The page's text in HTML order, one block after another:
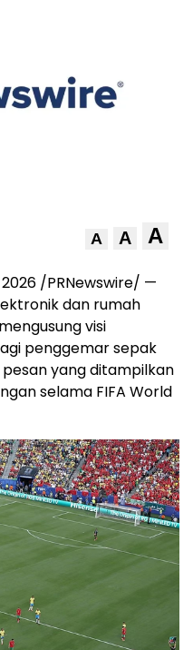
A A A
/PRNewswire/ —
dan rumah
visi
penggemar sepak
yang ditampilkan
selama FIFA World